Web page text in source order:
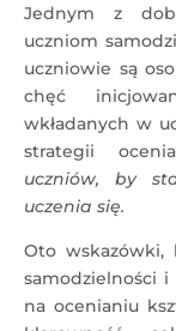
Jednym z
uczniom
uczniowie są
chęć
wkładanych w
strategii
uczniów, by
uczenia się.
Oto
samodzielności i
na ocenianiu